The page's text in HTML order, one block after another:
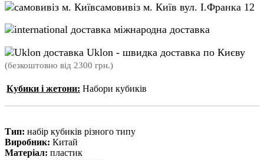
самовивіз м. Київ вул. І.Франка 12
міжнародна доставка
Uklon - швидка доставка по Києву
(безкоштовно від 2300 грн.)
Кубики і жетони: Набори кубиків
Тип: набір кубиків різного типу
Виробник: Китай
Матеріал: пластик